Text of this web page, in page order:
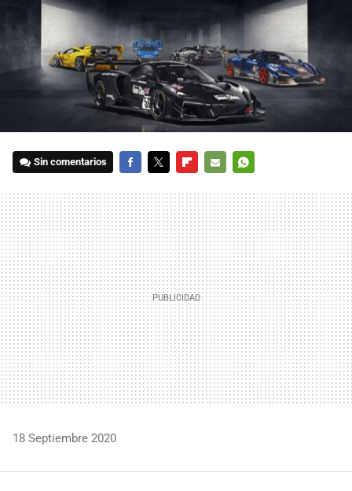
Sin comentarios
MAIL
18 Septiembre 2020